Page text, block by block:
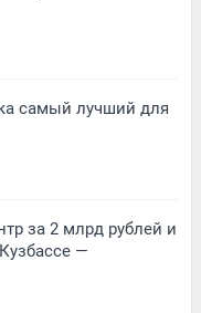
самый лучший для
за 2 млрд рублей и
—